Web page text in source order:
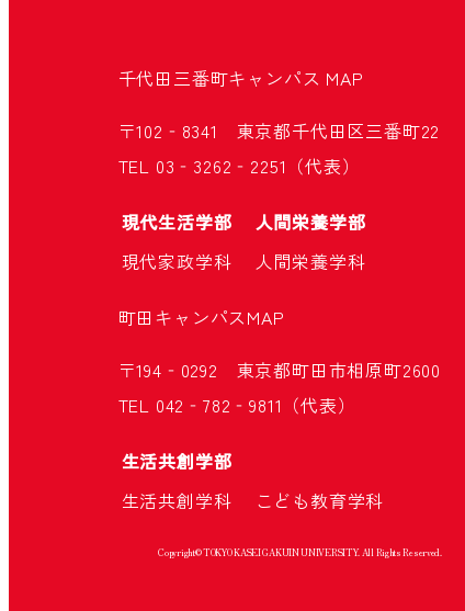
千代田三番町キャンパス MAP
〒102‐8341 東京都千代田区三番町22
TEL 03‐3262‐2251（代表）
現代生活学部
人間栄養学部
現代家政学科
人間栄養学科
町田キャンパスMAP
〒194‐0292 東京都町田市相原町2600
TEL 042‐782‐9811（代表）
生活共創学部
生活共創学科
こども教育学科
Copyright© TOKYO KASEI GAKUIN UNIVERSITY. All Rights Reserved.